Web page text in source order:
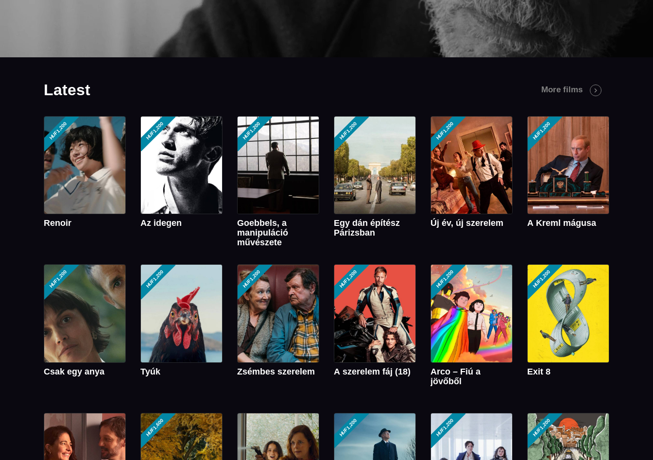
Latest More films
HUF1,200
Renoir
HUF1,200
Az idegen
HUF1,200
Goebbels, a
manipuláció
művészete
HUF1,200
Egy dán építész
Párizsban
HUF1,200
Új év, új szerelem
HUF1,200
A Kreml mágusa
HUF1,200
Csak egy anya
HUF1,200
Tyúk
HUF1,200
Zsémbes szerelem
HUF1,200
A szerelem fáj (18)
HUF1,200
Arco – Fiú a
jövőből
HUF1,200
Exit 8
HUF1,600 HUF1,200 HUF1,200 HUF1,200